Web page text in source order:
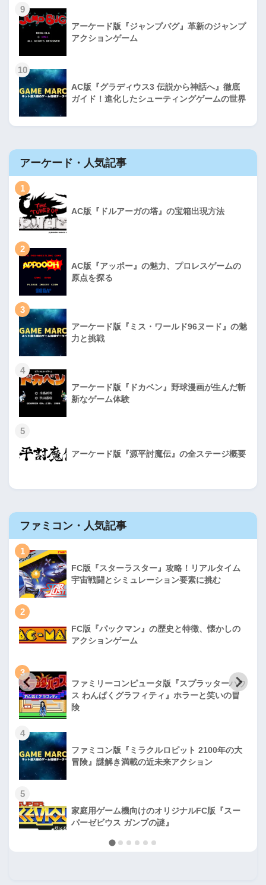
9
アーケード版『ジャンプバグ』革新のジャンプ
アクションゲーム
10
AC版『グラディウス3 伝説から神話へ』徹底
ガイド！進化したシューティングゲームの世界
アーケード・人気記事
1
AC版『ドルアーガの塔』の宝箱出現方法
2
AC版『アッポー』の魅力、プロレスゲームの
原点を探る
3
アーケード版『ミス・ワールド96ヌード』の魅
力と挑戦
4
アーケード版『ドカベン』野球漫画が生んだ斬
新なゲーム体験
5
アーケード版『源平討魔伝』の全ステージ概要
ファミコン・人気記事
1
FC版『スターラスター』攻略！リアルタイム
宇宙戦闘とシミュレーション要素に挑む
2
FC版『パックマン』の歴史と特徴、懐かしの
アクションゲーム
3
ファミリーコンピュータ版『スプラッターハウ
ス わんぱくグラフィティ』ホラーと笑いの冒
険
4
ファミコン版『ミラクルロピット 2100年の大
冒険』謎解き満載の近未来アクション
5
家庭用ゲーム機向けのオリジナルFC版『スー
パーゼビウス ガンプの謎』